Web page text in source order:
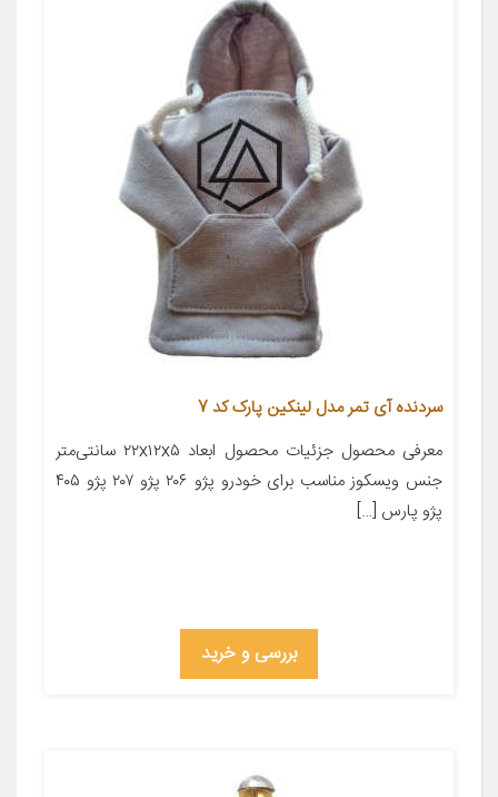
سردنده آی تمر مدل لینکین پارک کد 7
معرفی محصول جزئیات محصول ابعاد ۲۲x۱۲x۵ سانتی‌متر
جنس ویسکوز مناسب برای خودرو پژو ۲۰۶ پژو ۲۰۷ پژو ۴۰۵
پژو پارس […]
بررسی و خرید